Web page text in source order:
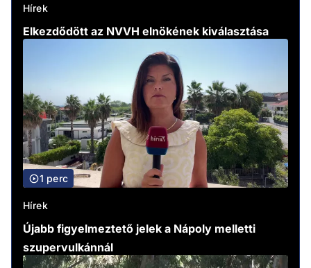
Hírek
Elkezdődött az NVVH elnökének kiválasztása
1 perc
Hírek
Újabb figyelmeztető jelek a Nápoly melletti
szupervulkánnál